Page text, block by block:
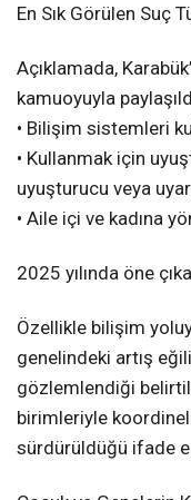
En Sık Görülen Suç
Açıklamada,
kamuoyuyla
• Bilişim sistemleri
• Kullanmak için
uyuşturucu veya
• Aile içi ve kadına
2025 yılında öne
Özellikle bilişim
genelindeki artış
gözlemlendiği
birimleriyle
sürdürüldüğü ifade